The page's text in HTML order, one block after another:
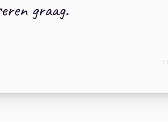
graag.